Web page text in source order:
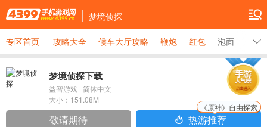
梦境侦探
专区首页 攻略大全 候车大厅攻略 鞭炮 红包 泡面 充电
梦境侦探下载
益智游戏 | 简体中文
大小： 151.08M
敬请期待 热游推荐
《原神》自由探索